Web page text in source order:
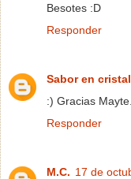
Besotes :D
Responder
Sabor en cristal
:) Gracias
Responder
M.C. 17 de